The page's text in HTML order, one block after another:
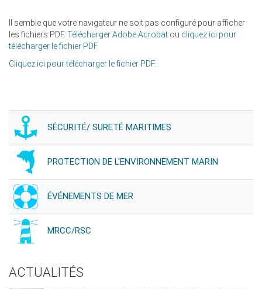
Il semble que votre navigateur ne soit pas configuré pour afficher
les fichiers PDF. Télécharger Adobe Acrobat ou cliquez ici pour
télécharger le fichier PDF.
Cliquez ici pour télécharger le fichier PDF.
SÉCURITÉ/ SURETÉ MARITIMES
PROTECTION DE L'ENVIRONNEMENT MARIN
ÉVÉNEMENTS DE MER
MRCC/RSC
ACTUALITÉS